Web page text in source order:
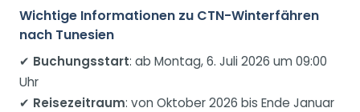
Wichtige Informationen zu CTN-Winterfähren
nach Tunesien
✔ Buchungsstart: ab Montag, 6. Juli 2026 um 09:00
Uhr
✔ Reisezeitraum: von Oktober 2026 bis Ende Januar